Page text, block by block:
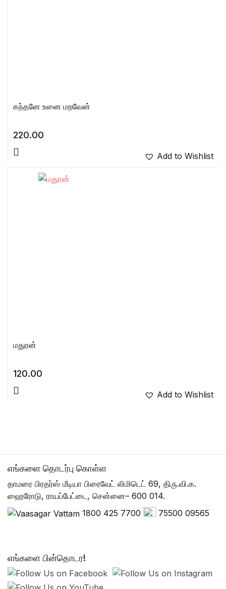
கந்தனே உனை மறவேன்
220.00
Add to Wishlist
மதுரன்
120.00
Add to Wishlist
எங்களை தொடர்பு கொள்ள
தாமரை பிரதர்ஸ் மீடியா பிரைவேட் லிமிடெட் 69, திரு.வி.க.
ஹைரோடு, ராயப்பேட்டை, சென்னை– 600 014.
1800 425 7700
75500 09565
எங்களை பின்தொடர!